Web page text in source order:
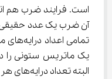
آن ضرب یک عدد
یک ماتریس ستونی
البته تعداد درايه‌های هر دو ماتریس باید با هم برابر باشد.